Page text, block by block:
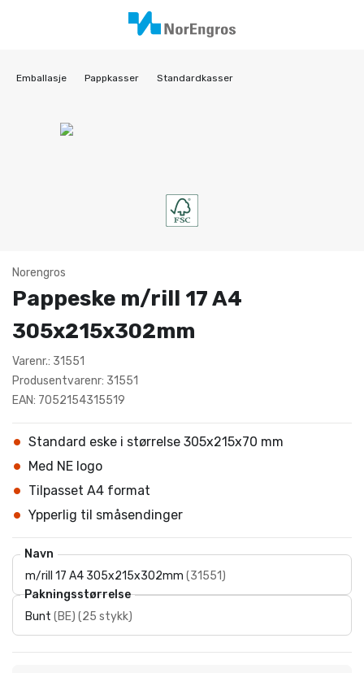
Emballasje Pappkasser Standardkasser
Norengros
Pappeske m/rill 17 A4
305x215x302mm
Varenr.: 31551
Produsentvarenr: 31551
EAN: 7052154315519
Standard eske i størrelse 305x215x70 mm
Med NE logo
Tilpasset A4 format
Ypperlig til småsendinger
Navn
m/rill 17 A4 305x215x302mm (31551)
Pakningsstørrelse
Bunt (BE) (25 stykk)